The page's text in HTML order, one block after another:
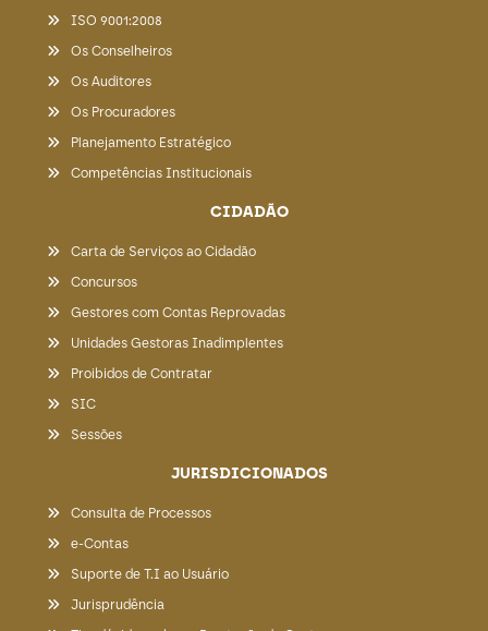
ISO 9001:2008
Os Conselheiros
Os Auditores
Os Procuradores
Planejamento Estratégico
Competências Institucionais
CIDADÃO
Carta de Serviços ao Cidadão
Concursos
Gestores com Contas Reprovadas
Unidades Gestoras Inadimplentes
Proibidos de Contratar
SIC
Sessões
JURISDICIONADOS
Consulta de Processos
e-Contas
Suporte de T.I ao Usuário
Jurisprudência